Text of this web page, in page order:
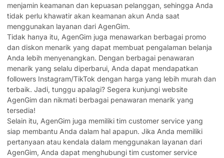
menjamin keamanan dan kepuasan pelanggan, sehingga Anda
tidak perlu khawatir akan keamanan akun Anda saat
menggunakan layanan dari AgenGim.
Tidak hanya itu, AgenGim juga menawarkan berbagai promo
dan diskon menarik yang dapat membuat pengalaman belanja
Anda lebih menyenangkan. Dengan berbagai penawaran
menarik yang selalu diperbarui, Anda dapat mendapatkan
followers Instagram/TikTok dengan harga yang lebih murah dan
terbaik. Jadi, tunggu apalagi? Segera kunjungi website
AgenGim dan nikmati berbagai penawaran menarik yang
tersedia!
Selain itu, AgenGim juga memiliki tim customer service yang
siap membantu Anda dalam hal apapun. Jika Anda memiliki
pertanyaan atau kendala dalam menggunakan layanan dari
AgenGim, Anda dapat menghubungi tim customer service